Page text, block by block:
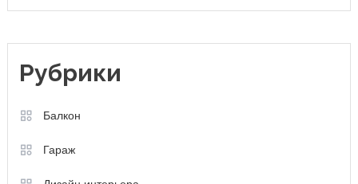
Рубрики
Балкон
Гараж